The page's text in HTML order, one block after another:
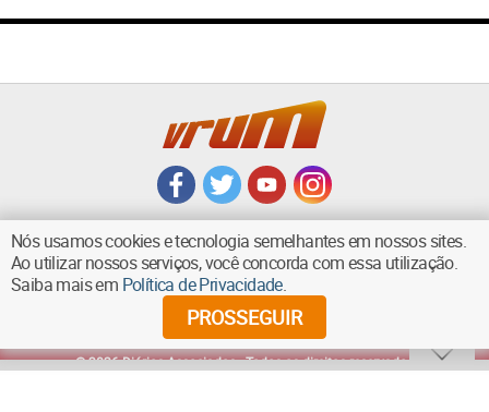
VOLTAR AO TOPO
©2026Diários Associados - Todos os direitos reservados
Nós usamos cookies e tecnologia semelhantes em nossos sites.
Ao utilizar nossos serviços, você concorda com essa utilização.
Saiba mais em Política de Privacidade.
PROSSEGUIR